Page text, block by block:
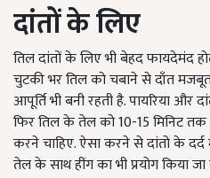
दांतों के लिए
तिल दांतों के लिए भी बेहद फायदेमंद
चुटकी भर तिल को चबाने से दाँत
आपूर्ति भी बनी रहती है. पायरिया और
फिर तिल के तेल को 10-15 मिनिट
करने चाहिए. ऐसा करने से दांतो के
तेल के साथ हींग का भी प्रयोग किया